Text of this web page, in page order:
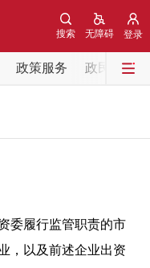
登录
无障碍
搜索
政策服务 政民互动
履行监管职责的市
，以及前述企业出资